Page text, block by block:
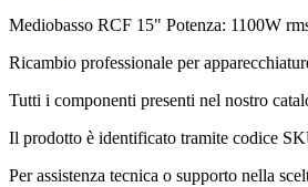
Mediobasso RCF 15" Potenza: 1100W
Ricambio professionale per
Tutti i componenti presenti nel nostro
Il prodotto è identificato tramite codice
Per assistenza tecnica o supporto nella